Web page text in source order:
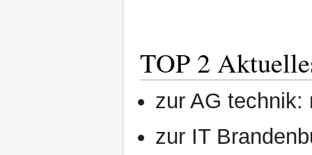
TOP 2
zur AG technik:
zur IT